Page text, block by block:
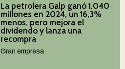
La petrolera Galp ganó 1.040
millones en 2024, un 16,3%
menos, pero mejora el
dividendo y lanza una
recompra
Gran empresa